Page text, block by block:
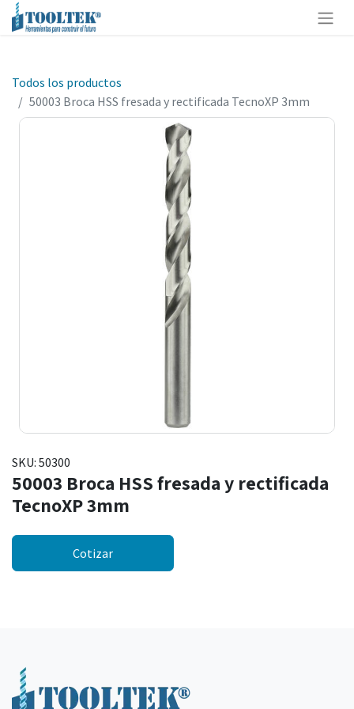
Todos los productos
50003 Broca HSS fresada y rectificada TecnoXP 3mm
SKU: 50300
50003 Broca HSS fresada y rectificada
TecnoXP 3mm
Cotizar